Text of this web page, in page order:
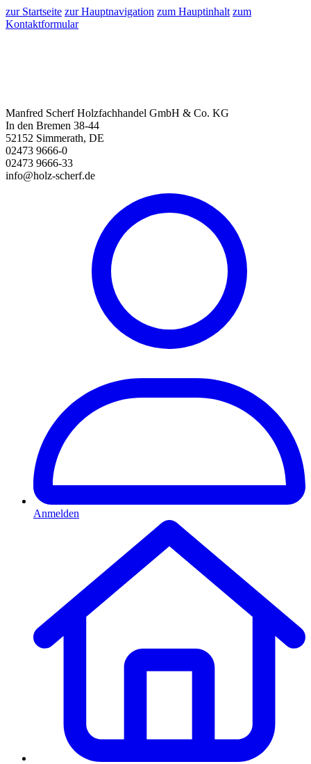
zur Startseite zur Hauptnavigation zum Hauptinhalt zum
Kontaktformular
Manfred Scherf Holzfachhandel GmbH & Co. KG
In den Bremen 38-44
52152 Simmerath, DE
02473 9666-0
02473 9666-33
info@holz-scherf.de
Anmelden